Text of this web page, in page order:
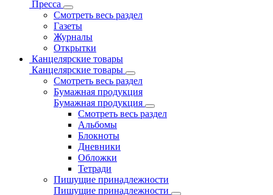
Пресса
Смотреть весь раздел
Газеты
Журналы
Открытки
Канцелярские товары
Канцелярские товары
Смотреть весь раздел
Бумажная продукция
Бумажная продукция
Смотреть весь раздел
Альбомы
Блокноты
Дневники
Обложки
Тетради
Пишущие принадлежности
Пишущие принадлежности